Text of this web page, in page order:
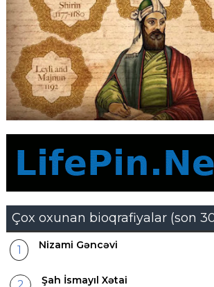
Çox oxunan bioqrafiyalar (son
Nizami Gəncəvi
Şah İsmayıl Xətai